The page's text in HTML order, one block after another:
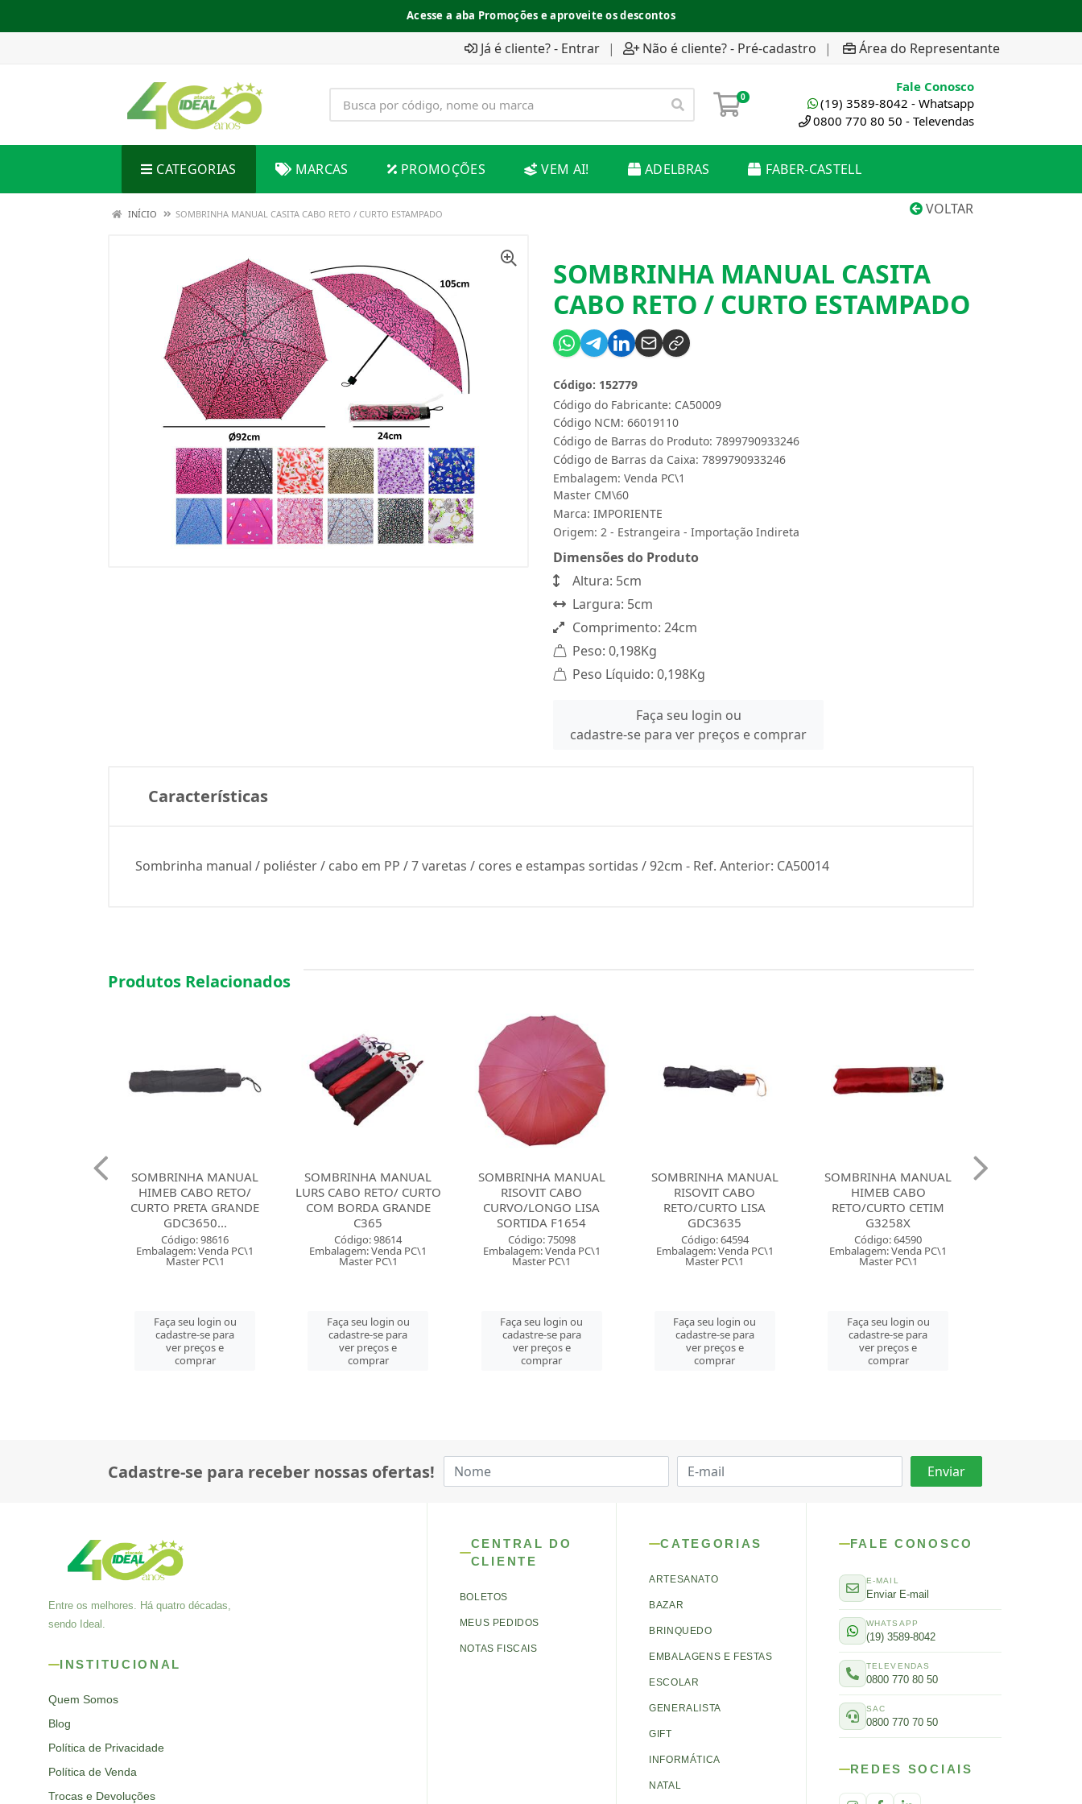
Acesse a aba Promoções e aproveite os descontos
Já é cliente? - Entrar | Não é cliente? - Pré-cadastro | Área do Representante
0
Fale Conosco
(19) 3589-8042 - Whatsapp
0800 770 80 50 - Televendas
CATEGORIAS MARCAS PROMOÇÕES VEM AI! ADELBRAS FABER-CASTELL
VOLTAR
INÍCIO SOMBRINHA MANUAL CASITA CABO RETO / CURTO ESTAMPADO
SOMBRINHA MANUAL CASITA
CABO RETO / CURTO ESTAMPADO
Código do Fabricante: CA50009
Código: 152779
Código NCM: 66019110
Código de Barras do Produto: 7899790933246
Código de Barras da Caixa: 7899790933246
Embalagem: Venda PC\1
Master CM\60
Marca: IMPORIENTE
Origem: 2 - Estrangeira - Importação Indireta
Dimensões do Produto
Altura: 5cm
Largura: 5cm
Comprimento: 24cm
Peso: 0,198Kg
Peso Líquido: 0,198Kg
Faça seu login ou
cadastre-se para ver preços e comprar
Características
Sombrinha manual / poliéster / cabo em PP / 7 varetas / cores e estampas sortidas / 92cm - Ref. Anterior: CA50014
Produtos Relacionados
SOMBRINHA MANUAL
LURS CABO RETO/ CURTO
COM BORDA GRANDE
C365
Código: 98614
Embalagem: Venda PC\1
Master PC\1
Faça seu login ou
cadastre-se para
ver preços e
comprar
SOMBRINHA MANUAL
RISOVIT CABO
CURVO/LONGO LISA
SORTIDA F1654
Código: 75098
Embalagem: Venda PC\1
Master PC\1
Faça seu login ou
cadastre-se para
ver preços e
comprar
SOMBRINHA MANUAL
RISOVIT CABO
RETO/CURTO LISA
GDC3635
Código: 64594
Embalagem: Venda PC\1
Master PC\1
Faça seu login ou
cadastre-se para
ver preços e
comprar
SOMBRINHA MANUAL
HIMEB CABO
RETO/CURTO CETIM
G3258X
Código: 64590
Embalagem: Venda PC\1
Master PC\1
Faça seu login ou
cadastre-se para
ver preços e
comprar
SOMBRINHA MANUAL
HIMEB CABO
RETO/CURTO PRETA
GDC3635
Código: 64535
Embalagem: Venda PC\1
Master PC\1
Faça seu login ou
cadastre-se para
ver preços e
comprar
Cadastre-se para receber nossas ofertas!
Entre os melhores. Há quatro décadas,
sendo Ideal.
INSTITUCIONAL
Quem Somos
Blog
Política de Privacidade
Política de Venda
Trocas e Devoluções
CENTRAL DO
CLIENTE
BOLETOS
MEUS PEDIDOS
NOTAS FISCAIS
CATEGORIAS
ARTESANATO
BAZAR
BRINQUEDO
EMBALAGENS E FESTAS
ESCOLAR
GENERALISTA
GIFT
INFORMÁTICA
NATAL
FALE CONOSCO
E-MAIL
Enviar E-mail
WHATSAPP
(19) 3589-8042
TELEVENDAS
0800 770 80 50
SAC
0800 770 70 50
REDES SOCIAIS